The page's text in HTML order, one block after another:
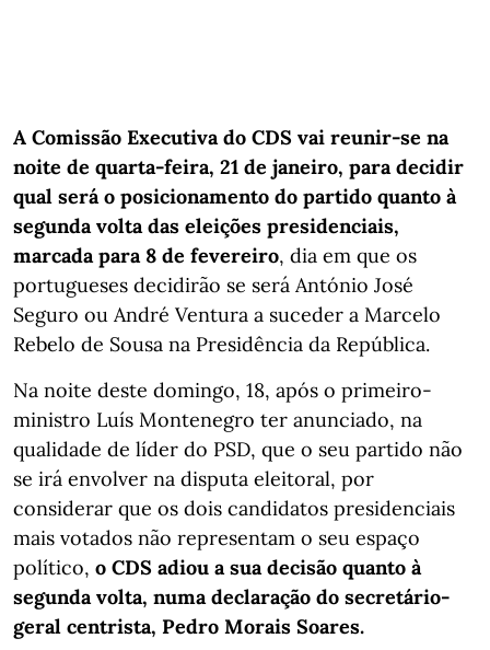
A Comissão Executiva do CDS vai reunir-se na
noite de quarta-feira, 21 de janeiro, para decidir
qual será o posicionamento do partido quanto à
segunda volta das eleições presidenciais,
marcada para 8 de fevereiro, dia em que os
portugueses decidirão se será António José
Seguro ou André Ventura a suceder a Marcelo
Rebelo de Sousa na Presidência da República.
Na noite deste domingo, 18, após o primeiro-
ministro Luís Montenegro ter anunciado, na
qualidade de líder do PSD, que o seu partido não
se irá envolver na disputa eleitoral, por
considerar que os dois candidatos presidenciais
mais votados não representam o seu espaço
político, o CDS adiou a sua decisão quanto à
segunda volta, numa declaração do secretário-
geral centrista, Pedro Morais Soares.